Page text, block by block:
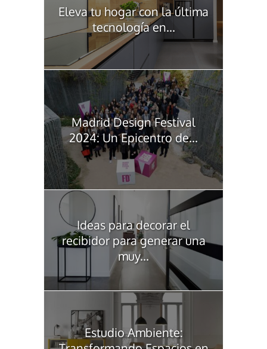
Eleva tu hogar con la última
tecnología en...
Madrid Design Festival
2024: Un Epicentro de...
Ideas para decorar el
recibidor para generar una
muy...
Estudio Ambiente: